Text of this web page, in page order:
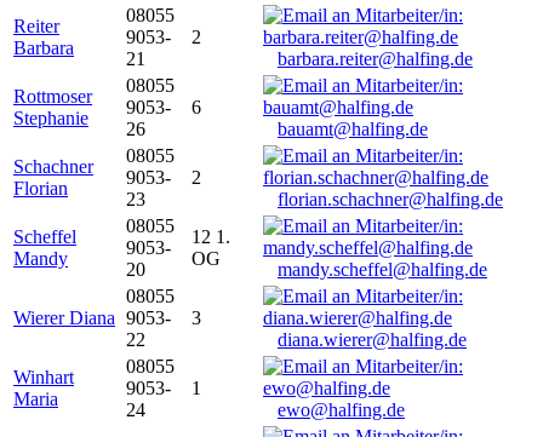
Reiter
Barbara
08055
9053-
21
2
barbara.reiter@halfing.de
Rottmoser
Stephanie
08055
9053-
26
6
bauamt@halfing.de
Schachner
Florian
08055
9053-
23
2
florian.schachner@halfing.de
Scheffel
Mandy
08055
9053-
20
12 1.
OG
mandy.scheffel@halfing.de
Wierer Diana
08055
9053-
22
3
diana.wierer@halfing.de
Winhart
Maria
08055
9053-
24
1
ewo@halfing.de